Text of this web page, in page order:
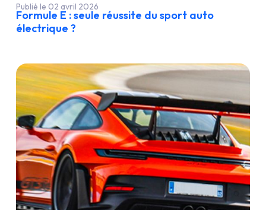
Publié le 02 avril 2026
Formule E : seule réussite du sport auto
électrique ?